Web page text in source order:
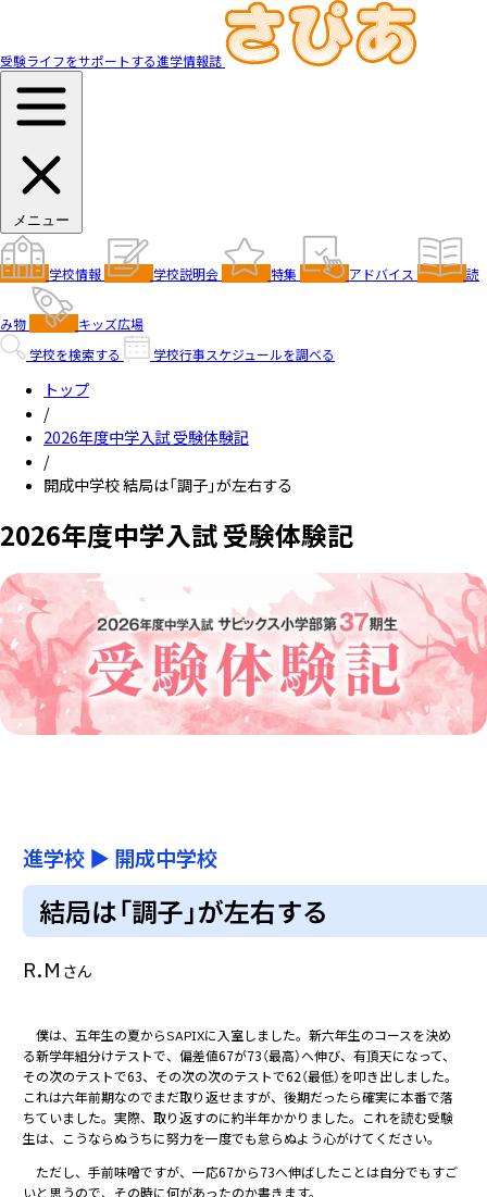
受験ライフをサポートする進学情報誌
メニュー
学校情報 学校説明会 特集 アドバイス 読
み物
キッズ広場
学校を検索する
学校行事スケジュールを調べる
トップ
/
2026年度中学入試 受験体験記
/
開成中学校 結局は「調子」が左右する
2026年度中学入試 受験体験記
進学校 ▶ 開成中学校
結局は「調子」が左右する
R.M さん
僕は、五年生の夏からSAPIXに入室しました。新六年生のコースを決め
る新学年組分けテストで、偏差値67が73（最高）へ伸び、有頂天になって、
その次のテストで63、その次の次のテストで62（最低）を叩き出しました。
これは六年前期なのでまだ取り返せますが、後期だったら確実に本番で落
ちていました。実際、取り返すのに約半年かかりました。これを読む受験
生は、こうならぬうちに努力を一度でも怠らぬよう心がけてください。
ただし、手前味噌ですが、一応67から73へ伸ばしたことは自分でもすご
いと思うので、その時に何があったのか書きます。